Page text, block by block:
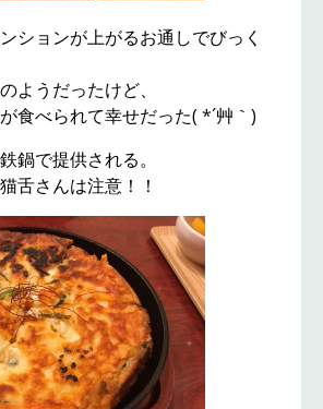
ションが上がるお通しでびっく
ようだったけど、
食べられて幸せだった( *´艸｀)
鍋で提供される。
舌さんは注意！！